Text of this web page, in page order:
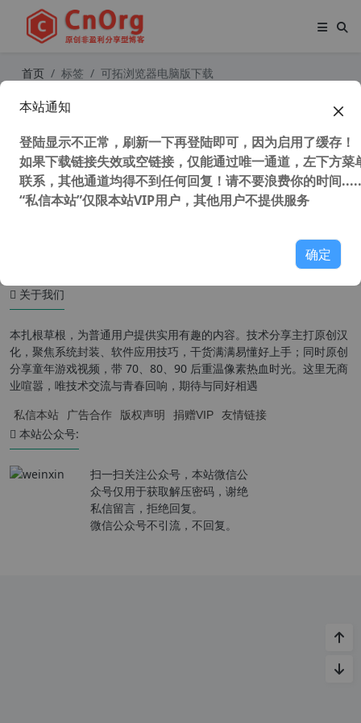
首页 标签 可拓浏览器电脑版下载
关于我们
本扎根草根，为普通用户提供实用有趣的内容。技术分享主打原创汉
化，聚焦系统封装、软件应用技巧，干货满满易懂好上手；同时原创
分享童年游戏视频，带 70、80、90 后重温像素热血时光。这里无商
业喧嚣，唯技术交流与青春回响，期待与同好相遇
私信本站 广告合作 版权声明 捐赠VIP 友情链接
本站公众号:
扫一扫关注公众号，本站微信公
众号仅用于获取解压密码，谢绝
私信留言，拒绝回复。
微信公众号不引流，不回复。
本站通知
登陆显示不正常，刷新一下再登陆即可，因为启用了缓存！
如果下载链接失效或空链接，仅能通过唯一通道，左下方菜
联系，其他通道均得不到任何回复！请不要浪费你的时间
“私信本站”仅限本站VIP用户，其他用户不提供服务
确定